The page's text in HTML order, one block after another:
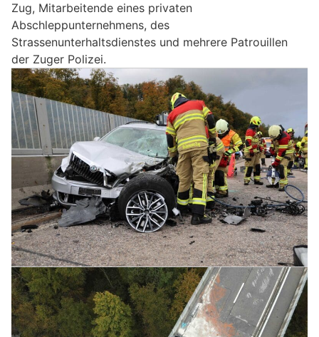
Zug, Mitarbeitende eines privaten
Abschleppunternehmens, des
Strassenunterhaltsdienstes und mehrere Patrouillen
der Zuger Polizei.